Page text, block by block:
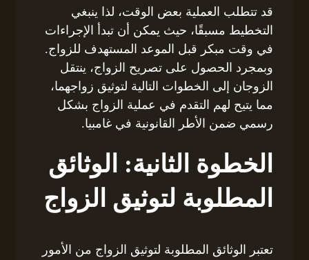
قد تتطلب العملية بعض الوقت، لذا ينبغي
التخطيط مسبقًا، حيث يمكن أن تبدأ الإجراءات
في وقت مبكر قبل الموعد المستهدف للزواج.
وبمجرد الحصول على تصريح الزواج، ينتقل
الزوجان إلى الخطوات التالية لتوثيق زواجهما،
مما يتيح لهم التقدم في عملية الزواج بشكل
رسمي ضمن الأطر القانونية في غامبيا.
الخطوة الثانية: الوثائق
المطلوبة لتوثيق الزواج
تعتبر الوثائق المطلوبة لتوثيق الزواج من الأمور